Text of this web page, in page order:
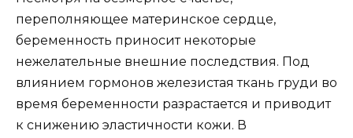
переполняющее материнское сердце,
беременность приносит некоторые
нежелательные внешние последствия. Под
влиянием гормонов железистая ткань груди во
время беременности разрастается и приводит
к снижению эластичности кожи. В